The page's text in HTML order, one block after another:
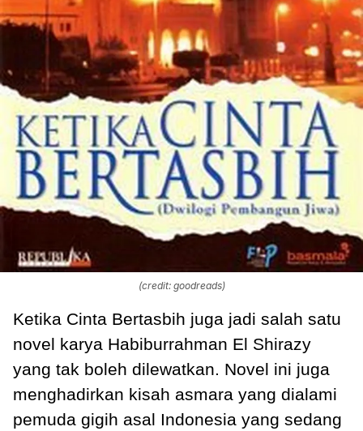
(credit: goodreads)
Ketika Cinta Bertasbih juga jadi salah satu
novel karya Habiburrahman El Shirazy
yang tak boleh dilewatkan. Novel ini juga
menghadirkan kisah asmara yang dialami
pemuda gigih asal Indonesia yang sedang